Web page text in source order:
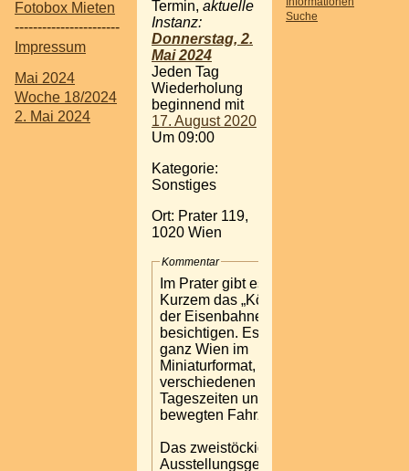
Fotobox Mieten
-----------------------
Impressum
Mai 2024
Woche 18/2024
2. Mai 2024
Suche
Termin, aktuelle
Instanz:
Donnerstag, 2.
Mai 2024
Jeden Tag
Wiederholung
beginnend mit
17. August 2020
Um 09:00
Kategorie:
Sonstiges
Ort: Prater 119,
1020 Wien
Kommentar
Im Prater gibt es seit
Kurzem das „Königreich
der Eisenbahnen“ zu
besichtigen. Es zeigt
ganz Wien im
Miniaturformat, zu
verschiedenen
Tageszeiten und mit
bewegten Fahrzeugen.
Das zweistöckige
Ausstellungsgebäude